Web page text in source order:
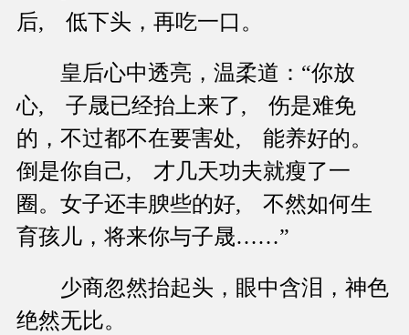
后, 低下头，再吃一口。
皇后心中透亮，温柔道：“你放
心, 子晟已经抬上来了, 伤是难免
的，不过都不在要害处, 能养好的。
倒是你自己, 才几天功夫就瘦了一
圈。女子还丰腴些的好, 不然如何生
育孩儿，将来你与子晟……”
少商忽然抬起头，眼中含泪，神色
绝然无比。